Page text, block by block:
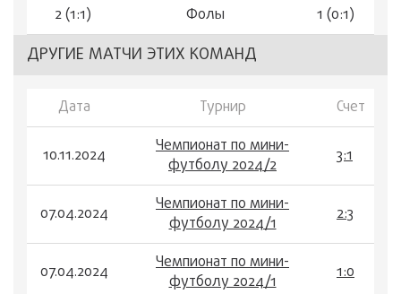
2 (1:1) Фолы 1 (0:1)
ДРУГИЕ МАТЧИ ЭТИХ КОМАНД
Дата Турнир Счет
10.11.2024
Чемпионат по мини-
футболу 2024/2
3:1
07.04.2024
Чемпионат по мини-
футболу 2024/1
2:3
07.04.2024
Чемпионат по мини-
футболу 2024/1
1:0